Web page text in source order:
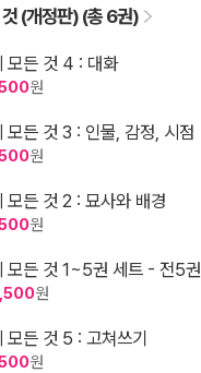
(개정판) (총 6권)
모든 것 4 : 대화
원
모든 것 3 : 인물, 감정, 시점
원
모든 것 2 : 묘사와 배경
원
모든 것 1~5권 세트 - 전5권
원
모든 것 5 : 고쳐쓰기
원